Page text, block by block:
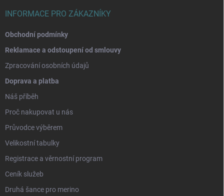
INFORMACE PRO ZÁKAZNÍKY
Obchodní podmínky
Reklamace a odstoupení od smlouvy
Zpracování osobních údajů
Doprava a platba
Náš příběh
Proč nakupovat u nás
Průvodce výběrem
Velikostní tabulky
Registrace a věrnostní program
Ceník služeb
Druhá šance pro merino